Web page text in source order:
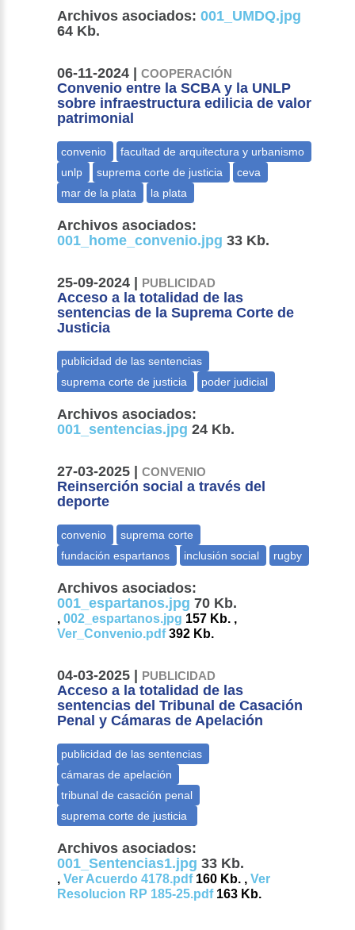
Archivos asociados: 001_UMDQ.jpg
64 Kb.
06-11-2024 |COOPERACIÓN
Convenio entre la SCBA y la UNLP
sobre infraestructura edilicia de valor
patrimonial
Archivos asociados:
001_home_convenio.jpg 33 Kb.
25-09-2024 | PUBLICIDAD
Acceso a la totalidad de las
sentencias de la Suprema Corte de
Justicia
Archivos asociados:
001_sentencias.jpg 24 Kb.
27-03-2025 |CONVENIO
Reinserción social a través del
deporte
Archivos asociados:
001_espartanos.jpg 70 Kb.
,002_espartanos.jpg 157 Kb. ,
Ver_Convenio.pdf392 Kb.
04-03-2025 | PUBLICIDAD
Acceso a la totalidad de las
sentencias del Tribunal de Casación
Penal y Cámaras de Apelación
Archivos asociados:
001_Sentencias1.jpg 33 Kb.
,Ver Acuerdo 4178.pdf160 Kb. ,Ver
Resolucion RP 185-25.pdf163 Kb.